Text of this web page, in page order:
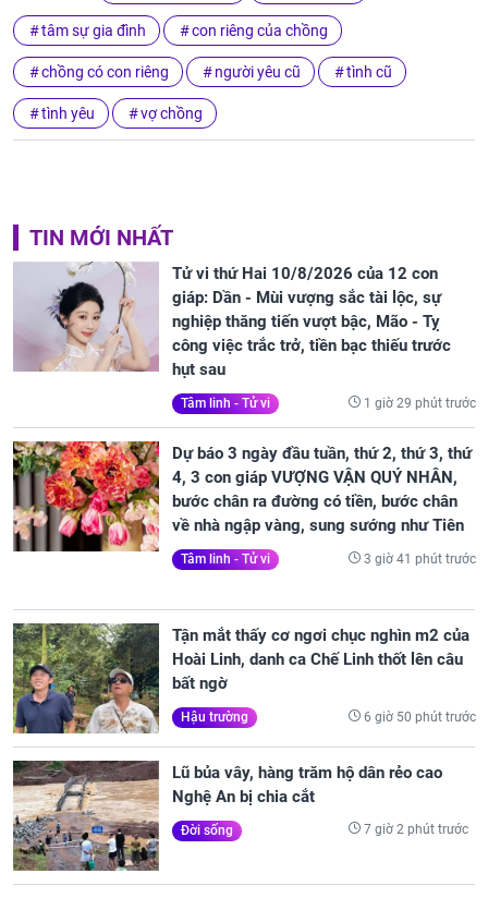
tâm sự gia đình con riêng của chồng
chồng có con riêng người yêu cũ tình cũ
tình yêu vợ chồng
TIN MỚI NHẤT
Tử vi thứ Hai 10/8/2026 của 12 con
giáp: Dần - Mùi vượng sắc tài lộc, sự
nghiệp thăng tiến vượt bậc, Mão - Tỵ
công việc trắc trở, tiền bạc thiếu trước
hụt sau
Tâm linh - Tử vi 1 giờ 29 phút trước
Dự báo 3 ngày đầu tuần, thứ 2, thứ 3, thứ
4, 3 con giáp VƯỢNG VẬN QUÝ NHÂN,
bước chân ra đường có tiền, bước chân
về nhà ngập vàng, sung sướng như Tiên
Tâm linh - Tử vi 3 giờ 41 phút trước
Tận mắt thấy cơ ngơi chục nghìn m2 của
Hoài Linh, danh ca Chế Linh thốt lên câu
bất ngờ
Hậu trường 6 giờ 50 phút trước
Lũ bủa vây, hàng trăm hộ dân rẻo cao
Nghệ An bị chia cắt
Đời sống 7 giờ 2 phút trước